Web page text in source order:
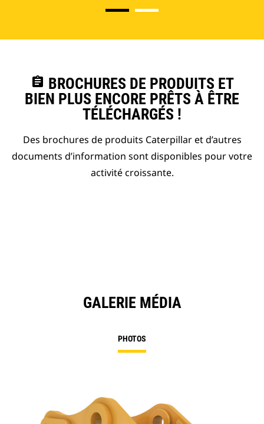
assignment BROCHURES DE PRODUITS ET
BIEN PLUS ENCORE PRÊTS À ÊTRE
TÉLÉCHARGÉS !
Des brochures de produits Caterpillar et d’autres
documents d’information sont disponibles pour votre
activité croissante.
GALERIE MÉDIA
PHOTOS